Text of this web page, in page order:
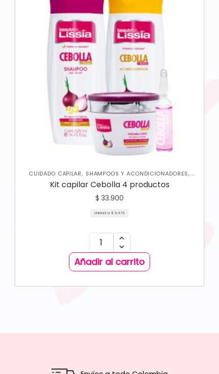
CUIDADO CAPILAR, SHAMPOOS Y ACONDICIONADORES,
TRATAMIENTOS CAPILARES
Kit capilar Cebolla 4 productos
$ 33.900
Unidad a: $ 8.475
Añadir al carrito